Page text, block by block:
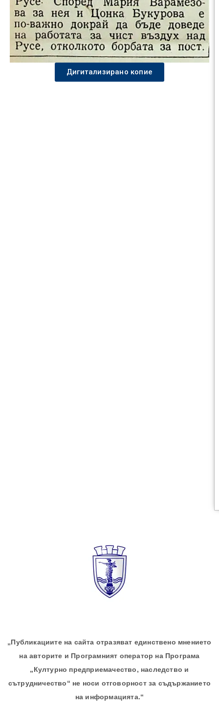
Дигитализирано копие
„Публикациите на сайта отразяват единствено мнението
на авторите и Програмният оператор на Програма
„Културно предприемачество, наследство и
сътрудничество“ не носи отговорност за съдържанието
на информацията.“